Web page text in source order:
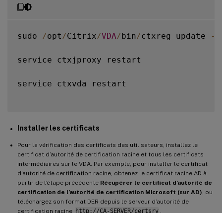
sudo /opt /Citrix/VDA/bin/ctxreg update -
service ctxjproxy restart
service ctxvda restart
Installer les certificats
Pour la vérification des certificats des utilisateurs, installez le
certificat d’autorité de certification racine et tous les certificats
intermédiaires sur le VDA. Par exemple, pour installer le certificat
d’autorité de certification racine, obtenez le certificat racine AD à
partir de l’étape précédente Récupérer le certificat d’autorité de
certification de l’autorité de certification Microsoft (sur AD) , ou
téléchargez son format DER depuis le serveur d’autorité de
certification racine http://CA-SERVER/certsrv